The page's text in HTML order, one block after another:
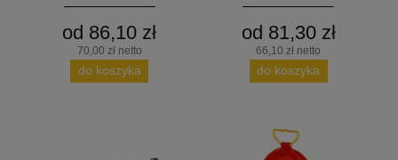
od 86,10 zł
70,00 zł netto
do koszyka
od 81,30 zł
66,10 zł netto
do koszyka